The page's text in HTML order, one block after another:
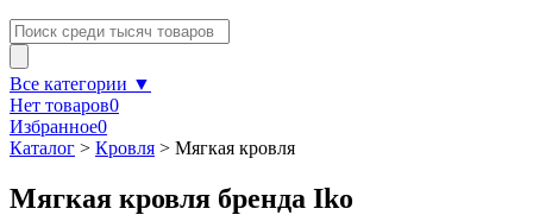
Все категории ▼
Нет товаров0
Избранное0
Каталог > Кровля > Мягкая кровля
Мягкая кровля бренда Iko